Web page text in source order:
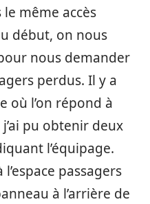
même accès
début, on nous
nous demander
perdus. Il y a
où l’on répond à
pu obtenir deux
l’équipage.
passagers
à l’arrière de